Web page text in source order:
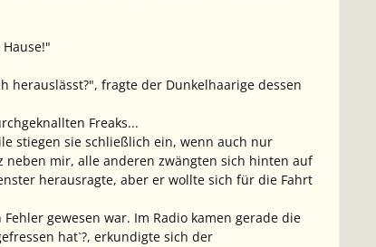
herauslässt?", fragte der Dunkelhaarige dessen
Freaks...
stiegen sie schließlich ein, wenn auch nur
mir, alle anderen zwängten sich hinten auf
herausragte, aber er wollte sich für die Fahrt
gewesen war. Im Radio kamen gerade die
hat`?, erkundigte sich der